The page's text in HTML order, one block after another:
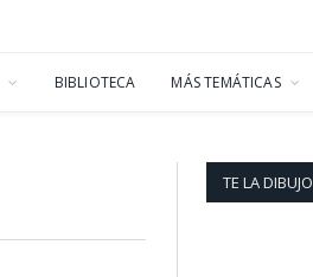
BIBLIOTECA MÁS TEMÁTICAS
TE LA DIBUJO